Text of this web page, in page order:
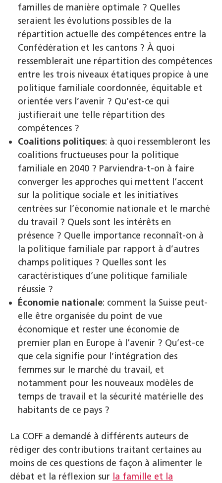
familles de manière optimale ? Quelles
seraient les évolutions possibles de la
répartition actuelle des compétences entre la
Confédération et les cantons ? À quoi
ressemblerait une répartition des compétences
entre les trois niveaux étatiques propice à une
politique familiale coordonnée, équitable et
orientée vers l’avenir ? Qu’est-ce qui
justifierait une telle répartition des
compétences ?
Coalitions politiques: à quoi ressembleront les
coalitions fructueuses pour la politique
familiale en 2040 ? Parviendra-t-on à faire
converger les approches qui mettent l’accent
sur la politique sociale et les initiatives
centrées sur l’économie nationale et le marché
du travail ? Quels sont les intérêts en
présence ? Quelle importance reconnaît-on à
la politique familiale par rapport à d’autres
champs politiques ? Quelles sont les
caractéristiques d’une politique familiale
réussie ?
Économie nationale: comment la Suisse peut-
elle être organisée du point de vue
économique et rester une économie de
premier plan en Europe à l’avenir ? Qu’est-ce
que cela signifie pour l’intégration des
femmes sur le marché du travail, et
notamment pour les nouveaux modèles de
temps de travail et la sécurité matérielle des
habitants de ce pays ?
La COFF a demandé à différents auteurs de
rédiger des contributions traitant certaines au
moins de ces questions de façon à alimenter le
débat et la réflexion sur la famille et la